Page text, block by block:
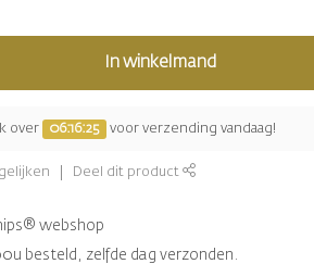
In winkelmand
over 06:16:25 voor verzending vandaag!
Deel dit product
webshop
besteld, zelfde dag verzonden.